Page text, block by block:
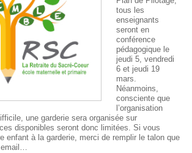
tous les
enseignants
seront en
conférence
pédagogique le
jeudi 5, vendredi
6 et jeudi 19
mars.
Néanmoins,
consciente que
l’organisation
une garderie sera organisée sur
disponibles seront donc limitées. Si vous
enfant à la garderie, merci de remplir le talon que
email…